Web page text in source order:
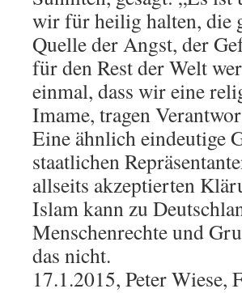
wir für heilig halten, die
Quelle der Angst, der
für den Rest der Welt
einmal, dass wir eine
Imame, tragen
Eine ähnlich eindeutige
staatlichen
allseits akzeptierten
Islam kann zu
Menschenrechte und
das nicht.
17.1.2015, Peter Wiese,